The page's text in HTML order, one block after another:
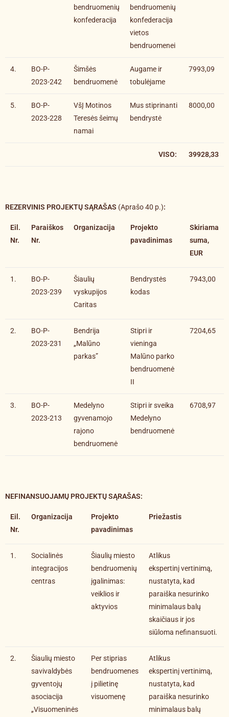
bendruomenių
konfederacija
bendruomenių
konfederacija
vietos
bendruomenei
4.
BO-P-
2023-242
Šimšės
bendruomenė
Augame ir
tobulėjame
7993,09
5.
BO-P-
2023-228
VšĮ Motinos
Teresės šeimų
namai
Mus stiprinanti
bendrystė
8000,00
VISO: 39928,33
REZERVINIS PROJEKTŲ SĄRAŠAS (Aprašo 40 p.):
Eil.
Nr.
Paraiškos
Nr.
Organizacija
Projekto
pavadinimas
Skiriama
suma,
EUR
1.
BO-P-
2023-239
Šiaulių
vyskupijos
Caritas
Bendrystės
kodas
7943,00
2.
BO-P-
2023-231
Bendrija
„Malūno
parkas”
Stipri ir
vieninga
Malūno parko
bendruomenė
II
7204,65
3.
BO-P-
2023-213
Medelyno
gyvenamojo
rajono
bendruomenė
Stipri ir sveika
Medelyno
bendruomenė
6708,97
NEFINANSUOJAMŲ PROJEKTŲ SĄRAŠAS:
Eil.
Nr.
Organizacija
Projekto
pavadinimas
Priežastis
1.
Socialinės
integracijos
centras
Šiaulių miesto
bendruomenių
įgalinimas:
veiklios ir
aktyvios
Atlikus
ekspertinį vertinimą,
nustatyta, kad
paraiška nesurinko
minimalaus balų
skaičiaus ir jos
siūloma nefinansuoti.
2.
Šiaulių miesto
savivaldybės
gyventojų
asociacija
„Visuomeninės
Per stiprias
bendruomenes
į pilietinę
visuomenę
Atlikus
ekspertinį vertinimą,
nustatyta, kad
paraiška nesurinko
minimalaus balų